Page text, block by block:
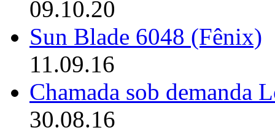
09.10.20
Sun Blade 6048 (Fênix)
11.09.16
Chamada sob demanda
30.08.16